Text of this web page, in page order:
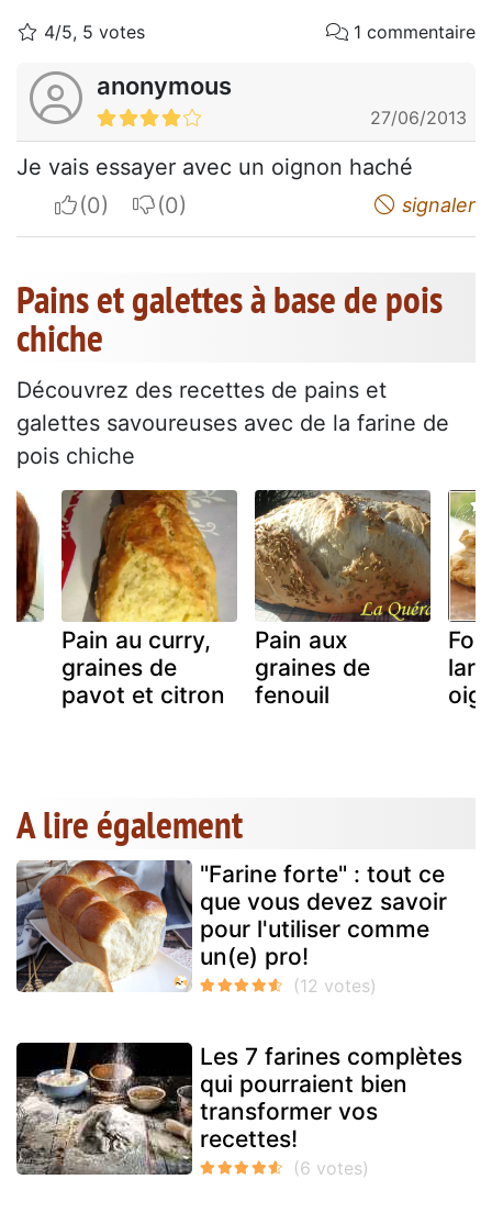
4/5, 5 votes 1 commentaire
anonymous
27/06/2013
Je vais essayer avec un oignon haché
I apreciateI do not appreciate signaler
Pains et galettes à base de pois
chiche
Découvrez des recettes de pains et
galettes savoureuses avec de la farine de
pois chiche
Pain au curry,
graines de
pavot et citron
Pain aux
graines de
fenouil
A lire également
"Farine forte" : tout ce
que vous devez savoir
pour l'utiliser comme
un(e) pro!
Les 7 farines complètes
qui pourraient bien
transformer vos
recettes!